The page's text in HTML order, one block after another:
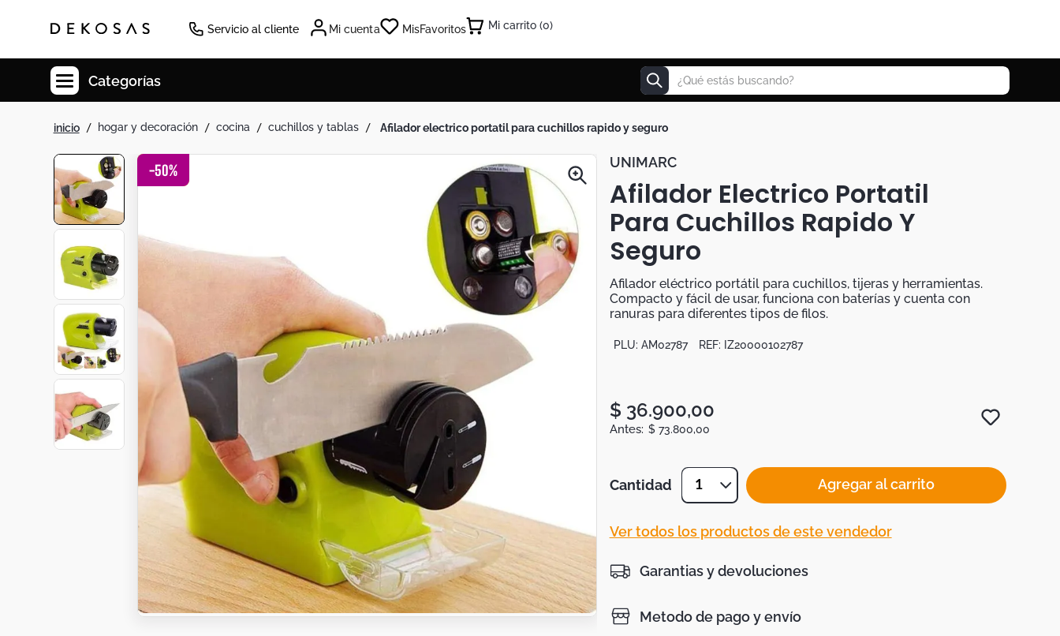
Servicio al cliente Mi cuenta MisFavoritos 0
Categorías ¿Qué estás buscando?
hogar y decoración cocina cuchillos y tablas afilador electrico portatil para cuchillos rapido y seguro
-50% UNIMARC
Afilador Electrico Portatil
Para Cuchillos Rapido Y
Seguro
Afilador eléctrico portátil para cuchillos, tijeras y herramientas.
Compacto y fácil de usar, funciona con baterías y cuenta con
ranuras para diferentes tipos de filos.
PLU: AM02787 REF: IZ20000102787
$ 36.900,00
$ 73.800,00
Cantidad 1 Agregar al carrito
Ver todos los productos de este vendedor
Garantias y devoluciones
Metodo de pago y envío
Cuadros
Cuadro
Duvet
Botas